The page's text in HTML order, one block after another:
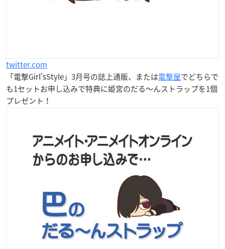
twitter.com
「電撃Girl’sStyle」3月号の誌上通販、または電撃屋でどちらで
も1セットお申し込みで特典に姫宮のだる〜んストラップを1個
プレゼント！